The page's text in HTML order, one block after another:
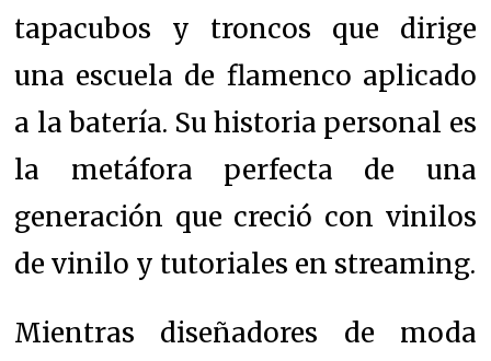
tapacubos y troncos que dirige
una escuela de flamenco aplicado
a la batería. Su historia personal es
la metáfora perfecta de una
generación que creció con vinilos
de vinilo y tutoriales en streaming.
Mientras diseñadores de moda